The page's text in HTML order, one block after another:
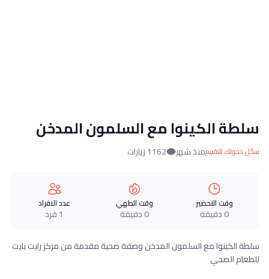
سلطة الكينوا مع السلمون المدخن
سجّل دخولك للتقييممنذ شهر 1162 زيارات
وقت التحضير
0 دقيقة
وقت الطهي
0 دقيقة
عدد الافراد
1 فرد
سلطة الكينوا مع السلمون المدخن وصفة صحية مقدمة من مركز رايت بايت
للطعام الصحي